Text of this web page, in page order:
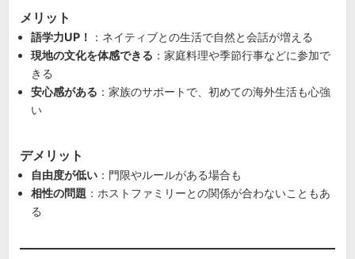
メリット
語学力UP！
：ネイティブとの生活で自然と会話が増える
現地の文化を体感できる ：家庭料理や季節行事などに参加で
きる
安心感がある ：家族のサポートで、初めての海外生活も心強
い
デメリット
自由度が低い ：門限やルールがある場合も
相性の問題 ：ホストファミリーとの関係が合わないこともあ
る